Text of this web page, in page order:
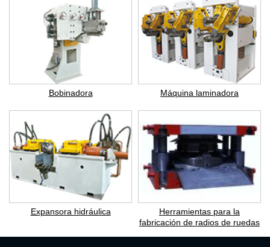
Bobinadora Máquina laminadora
Expansora hidráulica
Herramientas para la
fabricación de radios de ruedas